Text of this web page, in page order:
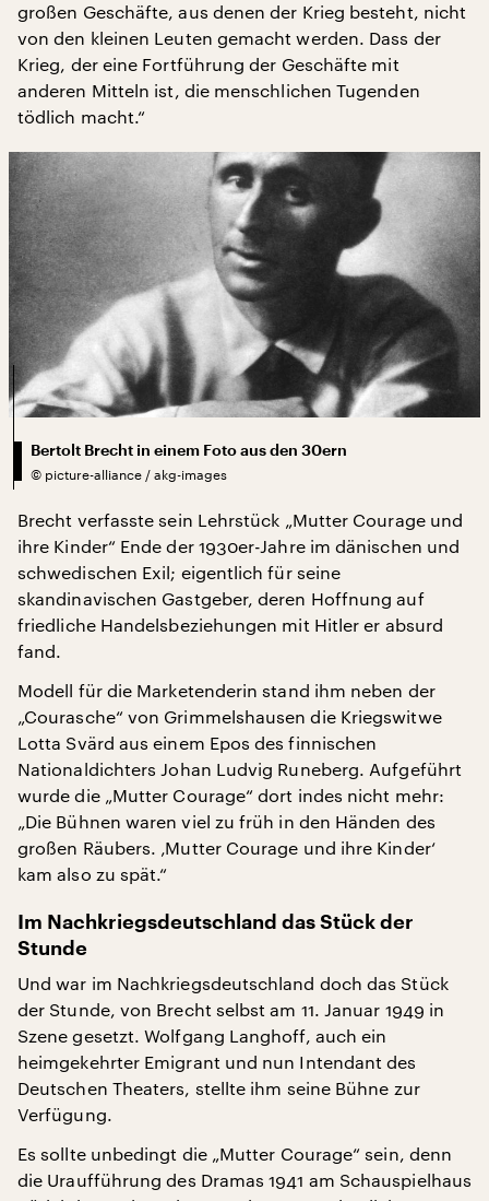
großen Geschäfte, aus denen der Krieg besteht, nicht
von den kleinen Leuten gemacht werden. Dass der
Krieg, der eine Fortführung der Geschäfte mit
anderen Mitteln ist, die menschlichen Tugenden
tödlich macht.“
Bertolt Brecht in einem Foto aus den 30ern
© picture-alliance / akg-images
Brecht verfasste sein Lehrstück „Mutter Courage und
ihre Kinder“ Ende der 1930er-Jahre im dänischen und
schwedischen Exil; eigentlich für seine
skandinavischen Gastgeber, deren Hoffnung auf
friedliche Handelsbeziehungen mit Hitler er absurd
fand.
Modell für die Marketenderin stand ihm neben der
„Courasche“ von Grimmelshausen die Kriegswitwe
Lotta Svärd aus einem Epos des finnischen
Nationaldichters Johan Ludvig Runeberg. Aufgeführt
wurde die „Mutter Courage“ dort indes nicht mehr:
„Die Bühnen waren viel zu früh in den Händen des
großen Räubers. ‚Mutter Courage und ihre Kinder‘
kam also zu spät.“
Im Nachkriegsdeutschland das Stück der
Stunde
Und war im Nachkriegsdeutschland doch das Stück
der Stunde, von Brecht selbst am 11. Januar 1949 in
Szene gesetzt. Wolfgang Langhoff, auch ein
heimgekehrter Emigrant und nun Intendant des
Deutschen Theaters, stellte ihm seine Bühne zur
Verfügung.
Es sollte unbedingt die „Mutter Courage“ sein, denn
die Uraufführung des Dramas 1941 am Schauspielhaus